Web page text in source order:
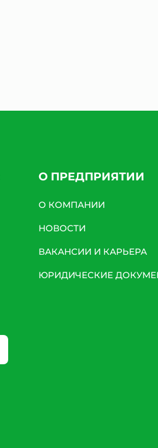
О ПРЕДПРИЯТИИ
О КОМПАНИИ
НОВОСТИ
ВАКАНСИИ И КАРЬЕРА
ЮРИДИЧЕСКИЕ